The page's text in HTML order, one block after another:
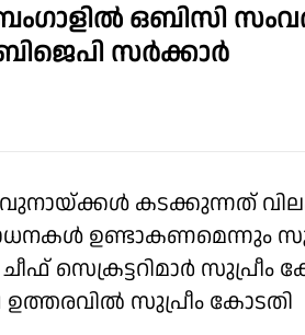
ഒബിസി
ബിജെപി സര്‍ക്കാര്‍
കടക്കുന്നത്
ഉണ്ടാകണമെന്നും
സെക്രട്ടറിമാര്‍ സുപ്രീം
സുപ്രീം കോടതി